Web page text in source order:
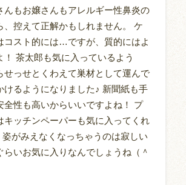
んもお嬢さんもアレルギー性鼻炎の
、控えて正解かもしれません。 ケ
コスト的には…ですが、質的にはよ
！ 茶太郎も気に入っているよう
せっせとくわえて巣材として運んで
けるようになりました♪ 新聞紙も手
全性も高いからいいですよね！ プ
キッチンペーパーも気に入ってくれ
姿がみえなくなっちゃうのは寂しい
いお気に入りなんでしょうね（＾